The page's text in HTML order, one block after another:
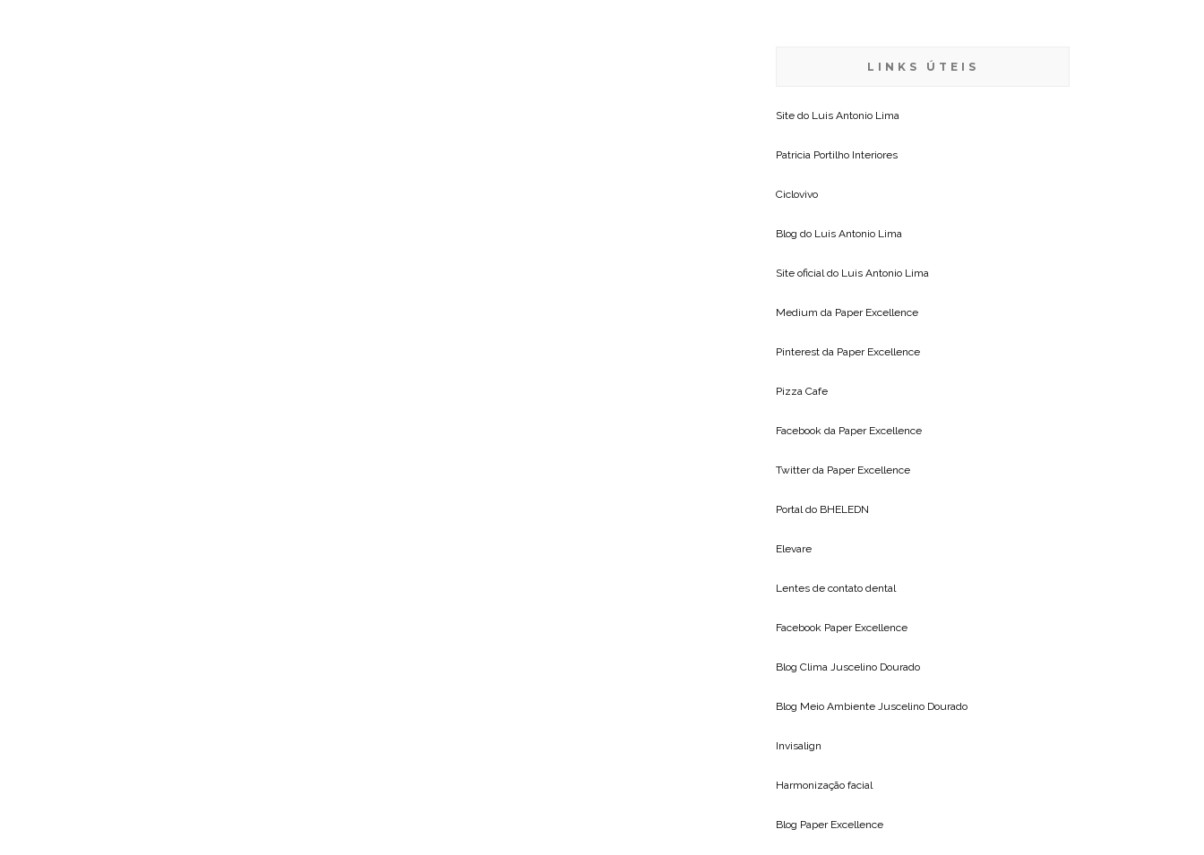
LINKS ÚTEIS
Site do Luis Antonio Lima
Patricia Portilho Interiores
Ciclovivo
Blog do Luis Antonio Lima
Site oficial do Luis Antonio Lima
Medium da Paper Excellence
Pinterest da Paper Excellence
Pizza Cafe
Facebook da Paper Excellence
Twitter da Paper Excellence
Portal do BHELEDN
Elevare
Lentes de contato dental
Facebook Paper Excellence
Blog Clima Juscelino Dourado
Blog Meio Ambiente Juscelino Dourado
Invisalign
Harmonização facial
Blog Paper Excellence